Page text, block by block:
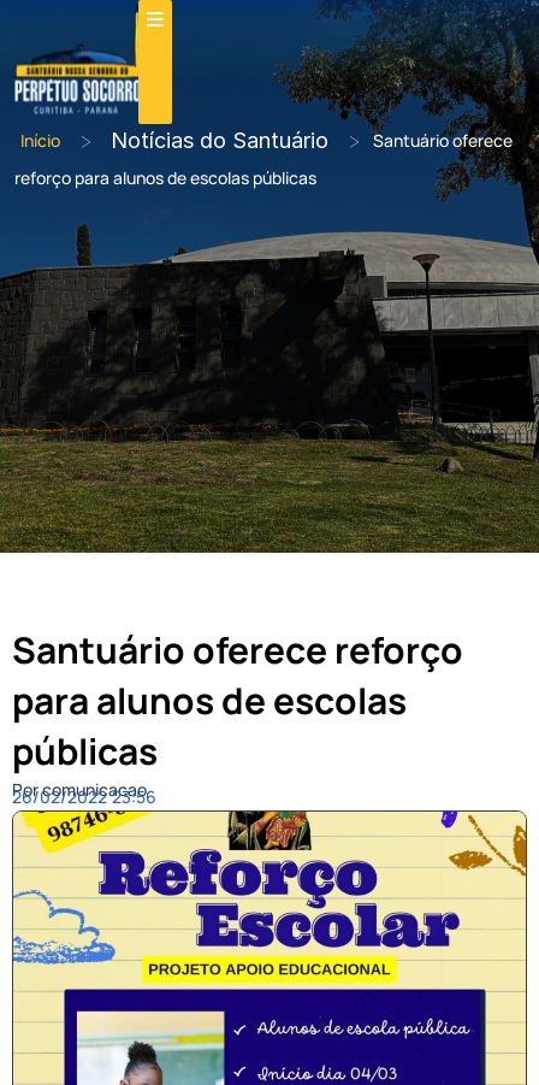
Início > Notícias do Santuário >
Santuário oferece
reforço para alunos de escolas públicas
Santuário oferece reforço
para alunos de escolas
públicas
Por comunicacao
26/02/2022 23:56